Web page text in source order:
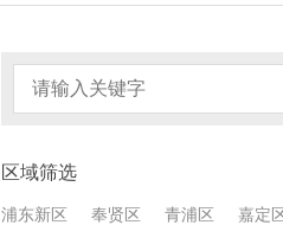
区域筛选
浦东新区 奉贤区 青浦区
嘉定